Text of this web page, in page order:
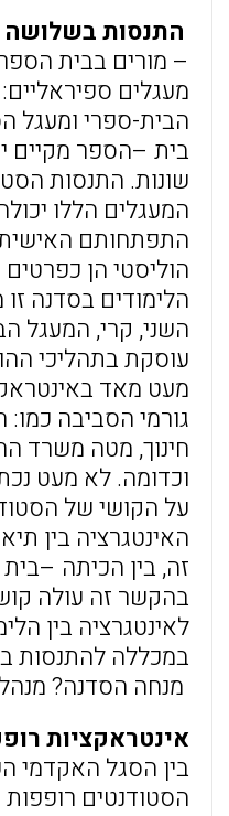
התנסות בשלושה
– מורים בבית
מעגלים
הבית-ספרי ומעגל
בית –הספר מקיים
שונות. התנסות
המעגלים הללו
התפתחותם האישית
הוליסטי הן
הלימודים בסדנה
השני, קרי, המעגל
עוסקת בתהליכי
מעט מאד
גורמי הסביבה כמו:
חינוך, מטה משרד
וכדומה. לא מעט
על הקושי של
האינטגרציה בין
זה, בין הכיתה
בהקשר זה עולה
לאינטגרציה בין
במכללה להתנסות
מנחה הסדנה?
אינטראקציות
בין הסגל האקדמי
הסטודנטים רופפות